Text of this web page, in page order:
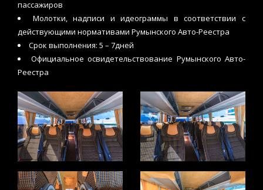
пассажиров
Молотки, надписи и идеограммы в соответствии с
действующими нормативами Румынского Авто-Реестра
Срок выполнения: 5 – 7дней
Официальное освидетельствование Румынского Авто-
Реестра